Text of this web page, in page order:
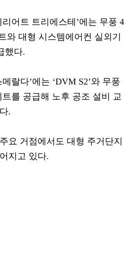
어트 트리에스테’에는 무풍 4
와 대형 시스템에어컨 실외기
했다.
랄다’에는 ‘DVM S2’와 무풍
트를 공급해 노후 공조 설비 교
.
요 거점에서도 대형 주거단지
지고 있다.